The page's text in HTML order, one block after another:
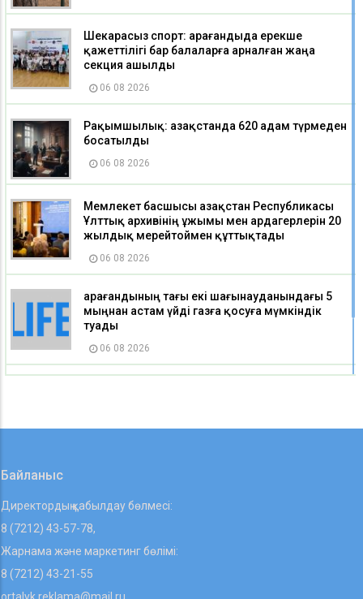
Шекарасыз спорт: Қарағандыда ерекше
қажеттілігі бар балаларға арналған жаңа
секция ашылды
06 08 2026
Рақымшылық: Қазақстанда 620 адам түрмеден
босатылды
06 08 2026
Мемлекет басшысы Қазақстан Республикасы
Ұлттық архивінің ұжымы мен ардагерлерін 20
жылдық мерейтоймен құттықтады
06 08 2026
Қарағандының тағы екі шағынауданындағы 5
мыңнан астам үйді газға қосуға мүмкіндік
туады
06 08 2026
Байланыс
Директордың қабылдау бөлмесі:
8 (7212) 43-57-78,
Жарнама және маркетинг бөлімі:
8 (7212) 43-21-55